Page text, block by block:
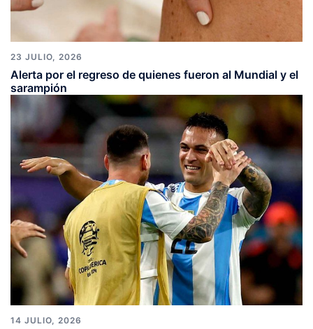
23 JULIO, 2026
Alerta por el regreso de quienes fueron al Mundial y el
sarampión
14 JULIO, 2026